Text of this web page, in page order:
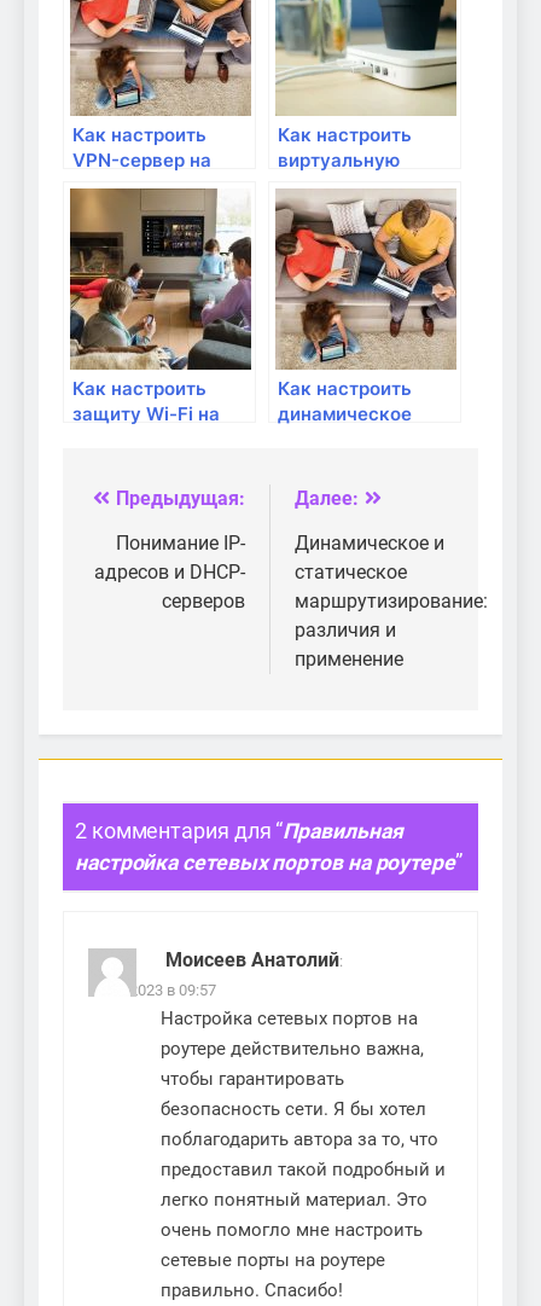
Как настроить
VPN-сервер на
роутере для
удаленного
доступа?
Как настроить
виртуальную
частную сеть на
роутере?
Как настроить
защиту Wi-Fi на
Как настроить
динамическое
Навигация
по
записям
Предыдущая:
Понимание IP-
адресов и DHCP-
серверов
Далее:
Динамическое и
статическое
маршрутизирование:
различия и
применение
2 комментария для “Правильная
настройка сетевых портов на роутере”
Моисеев Анатолий:
29.12.2023 в 09:57
Настройка сетевых портов на
роутере действительно важна,
чтобы гарантировать
безопасность сети. Я бы хотел
поблагодарить автора за то, что
предоставил такой подробный и
легко понятный материал. Это
очень помогло мне настроить
сетевые порты на роутере
правильно. Спасибо!